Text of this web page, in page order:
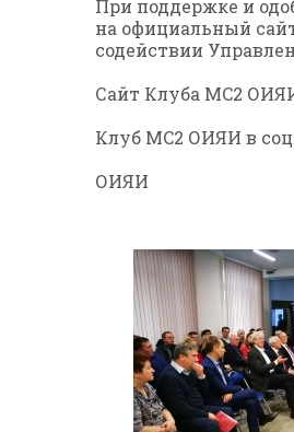
При поддержке и
на официальный
содействии
Сайт Клуба MC2
Клуб MC2 ОИЯИ в
ОИЯИ